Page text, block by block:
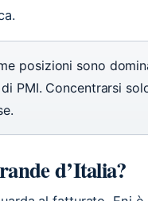
posizioni sono
PMI. Concentrarsi
d’Italia?